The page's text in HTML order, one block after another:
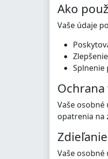
Ako
Vaše údaje
Splnenie
Vaše
opatrenia na
Vaše